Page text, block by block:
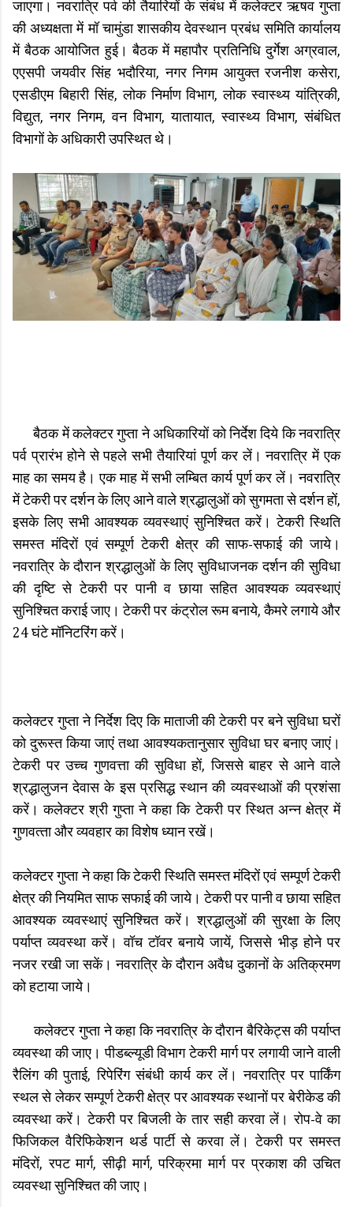
जाएगा। नवरात्रि पर्व की तैयारियों के संबंध में कलेक्टर ऋषव गुप्‍ता
की अध्‍यक्षता में मॉ चामुंडा शासकीय देवस्‍थान प्रबंध समिति कार्यालय
में बैठक आयोजित हुई। बैठक में महापौर प्रतिनिधि दुर्गेश अग्रवाल,
एएसपी जयवीर सिंह भदौरिया, नगर निगम आयुक्त रजनीश कसेरा,
एसडीएम बिहारी सिंह, लोक निर्माण विभाग, लोक स्वास्थ्य यांत्रिकी,
विद्युत, नगर निगम, वन विभाग, यातायात, स्वास्थ्य विभाग, संबंधित
विभागों के अधिकारी उपस्थित थे।
बैठक में कलेक्टर गुप्‍ता ने अधिकारियों को निर्देश दिये कि नवरात्रि
पर्व प्रारंभ होने से पहले सभी तैयारियां पूर्ण कर लें। नवरात्रि में एक
माह का समय है। एक माह में सभी लम्बित कार्य पूर्ण कर लें। नवरात्रि
में टेकरी पर दर्शन के लिए आने वाले श्रद्धालुओं को सुगमता से दर्शन हों,
इसके लिए सभी आवश्यक व्यवस्थाएं सुनिश्चित करें। टेकरी स्थिति
समस्‍त मंदिरों एवं सम्पूर्ण टेकरी क्षेत्र की साफ-सफाई की जाये।
नवरात्रि के दौरान श्रद्धालुओं के लिए सुविधाजनक दर्शन की सुविधा
की दृष्टि से टेकरी पर पानी व छाया सहित आवश्यक व्यवस्थाएं
सुनिश्चित कराई जाए। टेकरी पर कंट्रोल रूम बनाये, कैमरे लगाये और
24 घंटे मॉनिटरिंग करें।
कलेक्टर गुप्ता ने निर्देश दिए कि माताजी की टेकरी पर बने सुविधा घरों
को दुरूस्त किया जाएं तथा आवश्यकतानुसार सुविधा घर बनाए जाएं।
टेकरी पर उच्च गुणवत्ता की सुविधा हों, जिससे बाहर से आने वाले
श्रद्धालुजन देवास के इस प्रसिद्ध स्थान की व्यवस्थाओं की प्रशंसा
करें। कलेक्टर श्री गुप्ता ने कहा कि टेकरी पर स्थित अन्न क्षेत्र में
गुणवत्‍ता और व्‍यवहार का विशेष ध्‍यान रखें।
कलेक्टर गुप्ता ने कहा कि टेकरी स्थिति समस्त मंदिरों एवं सम्पूर्ण टेकरी
क्षेत्र की नियमित साफ सफाई की जाये। टेकरी पर पानी व छाया सहित
आवश्यक व्यवस्थाएं सुनिश्चित करें। श्रद्धालुओं की सुरक्षा के लिए
पर्याप्‍त व्‍यवस्‍था करें। वॉच टॉवर बनाये जायें, जिससे भीड़ होने पर
नजर रखी जा सकें। नवरात्रि के दौरान अवैध दुकानों के अतिक्रमण
को हटाया जाये।
कलेक्टर गुप्‍ता ने कहा कि नवरात्रि के दौरान बैरिकेट्स की पर्याप्‍त
व्‍यवस्‍था की जाए। पीडब्ल्यूडी विभाग टेकरी मार्ग पर लगायी जाने वाली
रैलिंग की पुताई, रिपेरिंग संबंधी कार्य कर लें। नवरात्रि पर पार्किंग
स्‍थल से लेकर सम्‍पूर्ण टेकरी क्षेत्र पर आवश्‍यक स्‍थानों पर बेरीकेड की
व्‍यवस्‍था करें। टेकरी पर बिजली के तार सही करवा लें। रोप-वे का
फिजिकल वैरिफिकेशन थर्ड पार्टी से करवा लें। टेकरी पर समस्त
मंदिरों, रपट मार्ग, सीढ़ी मार्ग, परिक्रमा मार्ग पर प्रकाश की उचित
व्यवस्था सुनिश्चित की जाए।